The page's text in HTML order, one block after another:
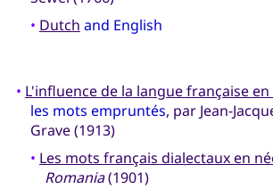
• Dutch and English
• L'influence de la langue française
les mots empruntés, par Jean-
Grave (1913)
• Les mots français dialectaux en
Romania(1901)